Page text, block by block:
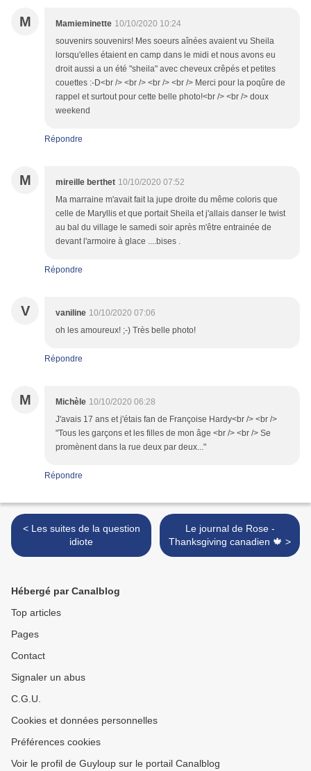
M Mamieminette 10/10/2020 10:24
souvenirs souvenirs! Mes soeurs aînées avaient vu Sheila
lorsqu'elles étaient en camp dans le midi et nous avons eu
droit aussi a un été "sheila" avec cheveux crêpés et petites
couettes :-D<br /> <br /> <br /> <br /> Merci pour la poqûre de
rappel et surtout pour cette belle photo!<br /> <br /> doux
weekend
Répondre
M mireille berthet 10/10/2020 07:52
Ma marraine m'avait fait la jupe droite du même coloris que
celle de Maryllis et que portait Sheila et j'allais danser le twist
au bal du village le samedi soir après m'être entrainée de
devant l'armoire à glace ....bises .
Répondre
V vaniline 10/10/2020 07:06
oh les amoureux! ;-) Très belle photo!
Répondre
M Michèle 10/10/2020 06:28
J'avais 17 ans et j'étais fan de Françoise Hardy<br /> <br />
"Tous les garçons et les filles de mon âge <br /> <br /> Se
promènent dans la rue deux par deux..."
Répondre
< Les suites de la question
idiote
Le journal de Rose -
Thanksgiving canadien 🍁 >
Hébergé par Canalblog
Top articles
Pages
Contact
Signaler un abus
C.G.U.
Cookies et données personnelles
Préférences cookies
Voir le profil de Guyloup sur le portail Canalblog